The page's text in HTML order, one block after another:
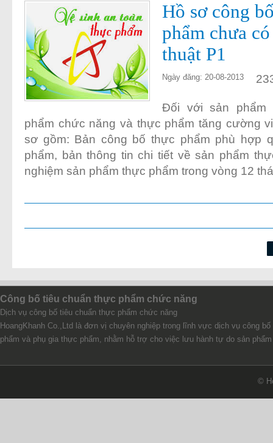
Công bố tiêu chuẩn thực phẩm chức năng
Dịch vụ công bố tiêu chuẩn thực phẩm chức năng
HoangKhanh Co.,Ltd là đơn vị chuyên nghiệp trong lĩnh vực dịch vụ công
phẩm và phụ gia thực phẩm, nhằm hỗ trợ cho việc lưu hành tự do sản
Hồ sơ công
phẩm chưa
thuật P1
Ngày đăng: 20-08-2013
Đối với sản phẩm
phẩm chức năng và thực phẩm tăng cường
sơ gồm: Bản công bố thực phẩm phù hợp
phẩm, bản thông tin chi tiết về sản phẩm
nghiệm sản phẩm thực phẩm trong vòng 12
©